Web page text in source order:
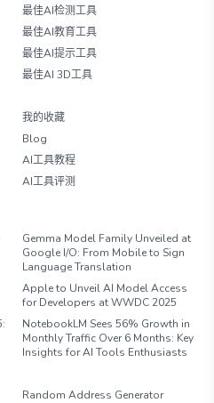
最佳AI检测工具
最佳AI教育工具
最佳AI提示工具
最佳AI 3D工具
我的收藏
Blog
AI工具教程
AI工具评测
Gemma Model Family Unveiled at
Google I/O: From Mobile to Sign
Language Translation
Apple to Unveil AI Model Access
for Developers at WWDC 2025
NotebookLM Sees 56% Growth in
Monthly Traffic Over 6 Months: Key
Insights for AI Tools Enthusiasts
Random Address Generator